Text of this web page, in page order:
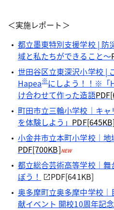
＜実施レポート＞
都立墨東特別支援学校 | 防
域と私たちができること～
世田谷区立東深沢小学校 |
Hapea※にしよう！！ ※「
け合わせて作った造語
町田市立三輪小学校｜キ
を体験しよう」 PDF[645KB]
小金井市立本町小学校｜
PDF[700KB]NEW
都立総合芸術高等学校｜
ぼう！
PDF[641KB]
奥多摩町立奥多摩中学校
献イベント 開校10周年